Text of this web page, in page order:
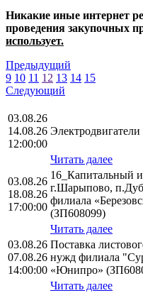
Никакие иные интернет
проведения закупочных
использует.
Предыдущий
9 10 11 12 13 14 15
Следующий
03.08.26
14.08.26
12:00:00
Читать далее
03.08.26
18.08.26
17:00:00
16_Капитальный
г.Шарыпово,
филиала
(ЗП608099)
Читать далее
03.08.26
07.08.26
14:00:00
Поставка
нужд филиала
«Юнипро»
Читать далее